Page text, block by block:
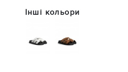
Інші кольори